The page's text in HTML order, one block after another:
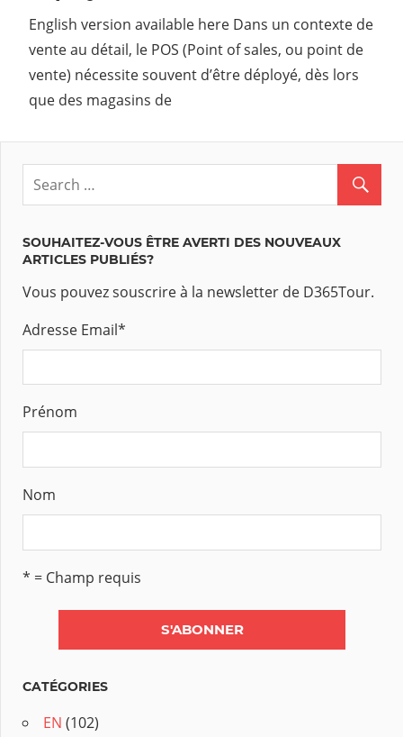
English version available here Dans un contexte de
vente au détail, le POS (Point of sales, ou point de
vente) nécessite souvent d’être déployé, dès lors
que des magasins de
SOUHAITEZ-VOUS ÊTRE AVERTI DES NOUVEAUX
ARTICLES PUBLIÉS?
Vous pouvez souscrire à la newsletter de D365Tour.
Adresse Email*
Prénom
Nom
* = Champ requis
CATÉGORIES
EN (102)